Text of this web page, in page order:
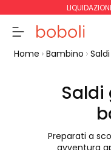
Home Bambino Saldi
Saldi
Preparati a
avventura